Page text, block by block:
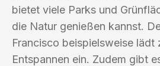
bietet viele Parks und
die Natur genießen kannst.
Francisco beispielsweise lädt
Entspannen ein. Zudem gibt